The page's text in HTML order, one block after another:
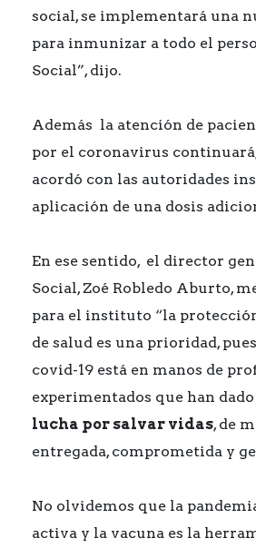
social, se implementará una
para inmunizar a todo el
Social”, dijo.
Además la atención de
por el coronavirus
acordó con las autoridades
aplicación de una dosis
En ese sentido, el director
Social, Zoé Robledo Aburto,
para el instituto “la
de salud es una prioridad,
covid-19 está en manos de
experimentados que han
lucha por salvar vidas, de
entregada, comprometida y
No olvidemos que la
activa y la vacuna es la